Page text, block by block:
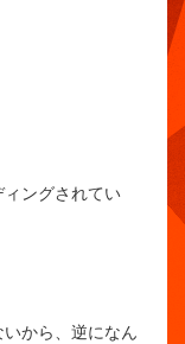
ングされてい
から、逆になん